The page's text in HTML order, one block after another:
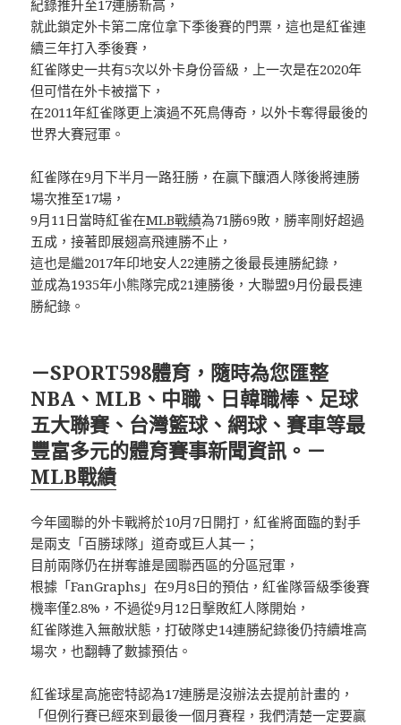
紀錄推升至17連勝新高，
就此鎖定外卡第二席位拿下季後賽的門票，這也是紅雀連
續三年打入季後賽，
紅雀隊史一共有5次以外卡身份晉級，上一次是在2020年
但可惜在外卡被擋下，
在2011年紅雀隊更上演過不死鳥傳奇，以外卡奪得最後的
世界大賽冠軍。
紅雀隊在9月下半月一路狂勝，在贏下釀酒人隊後將連勝
場次推至17場，
9月11日當時紅雀在MLB戰績為71勝69敗，勝率剛好超過
五成，接著即展翅高飛連勝不止，
這也是繼2017年印地安人22連勝之後最長連勝紀錄，
並成為1935年小熊隊完成21連勝後，大聯盟9月份最長連
勝紀錄。
－SPORT598體育，隨時為您匯整
NBA、MLB、中職、日韓職棒、足球
五大聯賽、台灣籃球、網球、賽車等最
豐富多元的體育賽事新聞資訊。－
MLB戰績
今年國聯的外卡戰將於10月7日開打，紅雀將面臨的對手
是兩支「百勝球隊」道奇或巨人其一；
目前兩隊仍在拼奪誰是國聯西區的分區冠軍，
根據「FanGraphs」在9月8日的預估，紅雀隊晉級季後賽
機率僅2.8%，不過從9月12日擊敗紅人隊開始，
紅雀隊進入無敵狀態，打破隊史14連勝紀錄後仍持續堆高
場次，也翻轉了數據預估。
紅雀球星高施密特認為17連勝是沒辦法去提前計畫的，
「但例行賽已經來到最後一個月賽程，我們清楚一定要贏